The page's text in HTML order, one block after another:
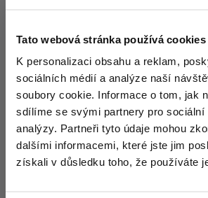
Tato webová stránka používá cookies
K personalizaci obsahu a reklam,
sociálních médií a analýze naší
soubory cookie. Informace o tom, jak
sdílíme se svými partnery pro sociální
analýzy. Partneři tyto údaje mohou
dalšími informacemi, které jste jim
získali v důsledku toho, že používáte
Obnovení hesla
Jak se registrovat pro
➤Do pole Uživatelské jméno zadejte
jméno, které jsteobdrželi e-mailem
odborník dle zákona č. 40/1995
Potvrzuji, že jsem se seznámil/a
jiná osoba než odborník
stránky určené převážně pro
Nejsem odborník